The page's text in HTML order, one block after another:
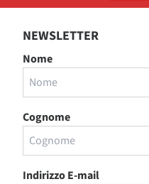
NEWSLETTER
Nome
Cognome
Indirizzo E-mail